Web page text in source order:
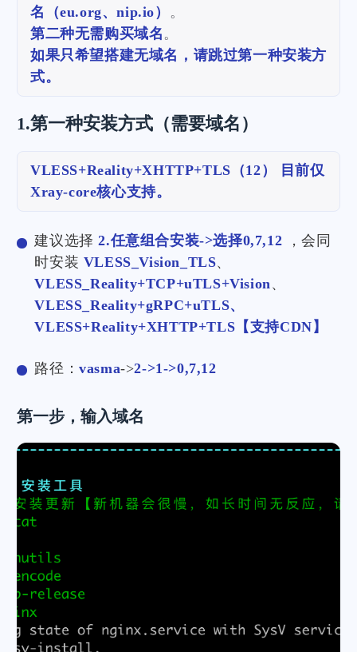
名（eu.org、nip.io）
。
第二种无需购买域名 。
如果只希望搭建无域名，请跳过第一种安装方
式。
1.第一种安装方式（需要域名）
VLESS+Reality+XHTTP+TLS（12） 目前仅
Xray-core核心支持。
建议选择2.任意组合安装->选择0,7,12 ，会同
时安装 VLESS_Vision_TLS、
VLESS_Reality+TCP+uTLS+Vision、
VLESS_Reality+gRPC+uTLS、
VLESS+Reality+XHTTP+TLS【支持CDN】
路径：vasma->2->1->0,7,12
第一步，输入域名